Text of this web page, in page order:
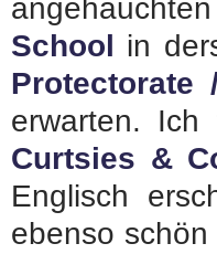
School in
Protectorate
erwarten.
Curtsies &
Englisch
ebenso